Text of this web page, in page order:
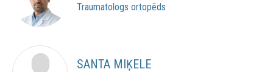
Traumatologs ortopēds
SANTA MIĶELE